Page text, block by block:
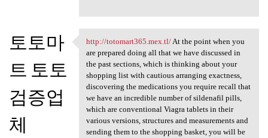
토토마
트 토토
검증업
체
http://totomart365.mex.tl/ At
http://totomart365.mex.tl/At the point when you
are prepared doing all that we have discussed in
the past sections, which is thinking about your
shopping list with cautious arranging exactness,
discovering the medications you require recall that
we have an incredible number of sildenafil pills,
which are conventional Viagra tablets in their
various versions, structures and measurements and
sending them to the shopping basket, you will be